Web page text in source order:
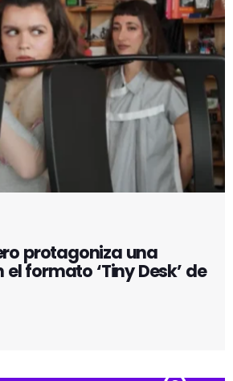
protagoniza una
formato ‘Tiny Desk’ de